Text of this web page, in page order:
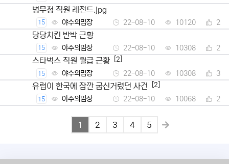
병무청 직원 레전드.jpg
15 야수의밈장 22-08-10 10120 2
당당치킨 반박 근황
15 야수의밈장 22-08-10 10308 2
스타벅스 직원 월급 근황 [2]
15 야수의밈장 22-08-10 10308 3
유럽이 한국에 잠깐 굽신거렸던 사건 [2]
15 야수의밈장 22-08-10 10068 2
1 2 3 4 5